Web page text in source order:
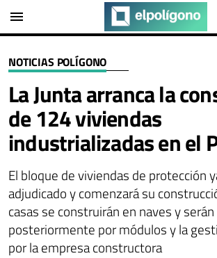
menu
NOTICIAS POLÍGONO
La Junta arranca la
de 124 viviendas
industrializadas en el
El bloque de viviendas de protección
adjudicado y comenzará su
casas se construirán en naves y
posteriormente por módulos y la
por la empresa constructora